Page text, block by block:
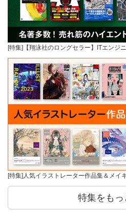
[特集]【翔泳社のロングセラー】ITエンジ
[特集]人気イラストレーター作品集＆メイ
特集をもっ